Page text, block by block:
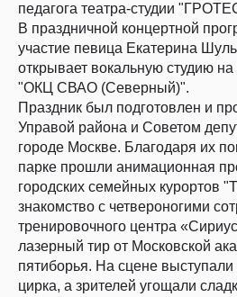
педагога театра-студии
В праздничной концертной
участие певица Екатерина
открывает вокальную студию
"ОКЦ СВАО (Северный)".
Праздник был подготовлен и
Управой района и Советом
городе Москве. Благодаря их
парке прошли анимационная
городских семейных курортов
знакомство с четвероногими
тренировочного центра
лазерный тир от Московской
пятиборья. На сцене
цирка, а зрителей угощали